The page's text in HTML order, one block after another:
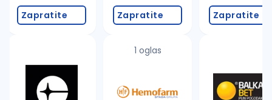
Zapratite Zapratite
1 oglas
Zapratite